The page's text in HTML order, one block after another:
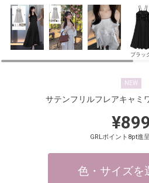
ブラッ
NEW
サテンフリルフレアキャミ
¥899
GRLポイント8pt進呈
色・サイズを